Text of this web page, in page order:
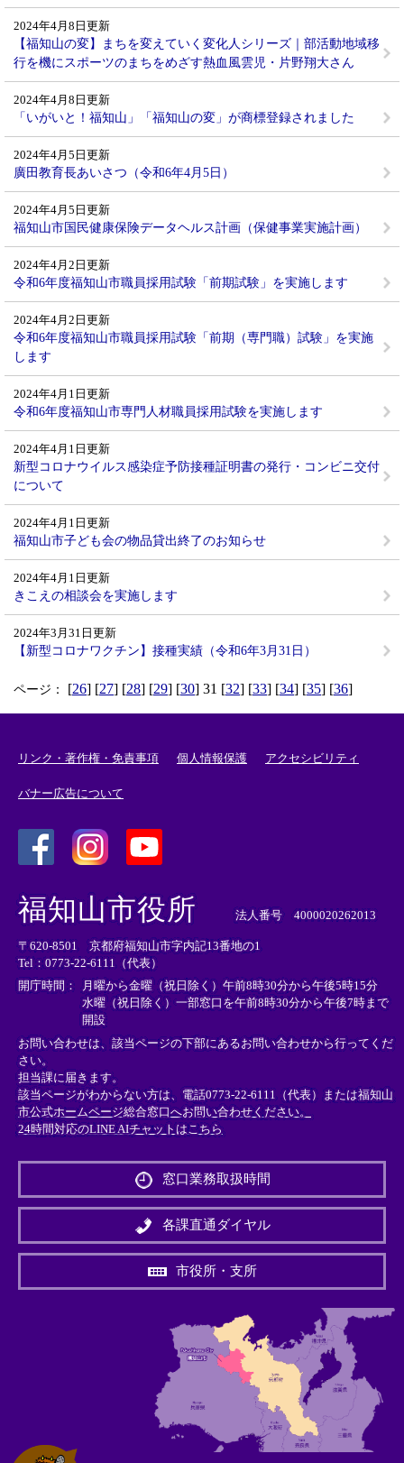
2024年4月8日更新
【福知山の変】まちを変えていく変化人シリーズ｜部活動地域移
行を機にスポーツのまちをめざす熱血風雲児・片野翔大さん
2024年4月8日更新
「いがいと！福知山」「福知山の変」が商標登録されました
2024年4月5日更新
廣田教育長あいさつ（令和6年4月5日）
2024年4月5日更新
福知山市国民健康保険データヘルス計画（保健事業実施計画）
2024年4月2日更新
令和6年度福知山市職員採用試験「前期試験」を実施します
2024年4月2日更新
令和6年度福知山市職員採用試験「前期（専門職）試験」を実施
します
2024年4月1日更新
令和6年度福知山市専門人材職員採用試験を実施します
2024年4月1日更新
新型コロナウイルス感染症予防接種証明書の発行・コンビニ交付
について
2024年4月1日更新
福知山市子ども会の物品貸出終了のお知らせ
2024年4月1日更新
きこえの相談会を実施します
2024年3月31日更新
【新型コロナワクチン】接種実績（令和6年3月31日）
ページ： [26] [27] [28] [29] [30] 31 [32] [33] [34] [35] [36]
リンク・著作権・免責事項 個人情報保護 アクセシビリティ
バナー広告について
外
部
リ
ン
ク
＞
外
リ
ン
ク
＞
外
部
ン
ク
＞
福知山市役所 法人番号 4000020262013
〒620-8501 京都府福知山市字内記13番地の1
Tel：0773-22-6111（代表）
開庁時間：
月曜から金曜（祝日除く）午前8時30分から午後5時15分
水曜（祝日除く）一部窓口を午前8時30分から午後7時まで
開設
お問い合わせは、該当ページの下部にあるお問い合わせから行ってくだ
さい。
担当課に届きます。
該当ページがわからない方は、電話0773-22-6111（代表）または福知山
市公式ホームページ総合窓口へお問い合わせください。
24時間対応のLINE AIチャットはこちら
外
リ
ン
＞
窓口業務取扱時間
各課直通ダイヤル
市役所・支所